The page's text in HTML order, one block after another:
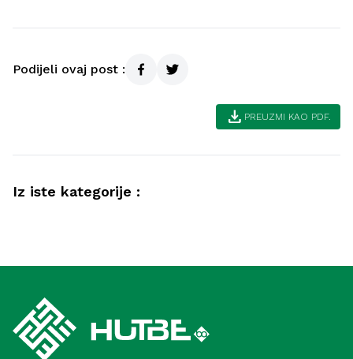
Podijeli ovaj post :
download PREUZMI KAO PDF.
Iz iste kategorije :